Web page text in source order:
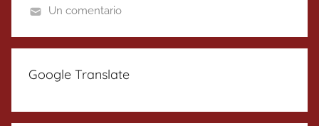
Un comentario
Google Translate